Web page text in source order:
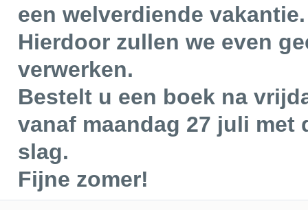
een welverdiende vakantie.
Hierdoor zullen we even
verwerken.
Bestelt u een boek na
vanaf maandag 27 juli met
slag.
Fijne zomer!